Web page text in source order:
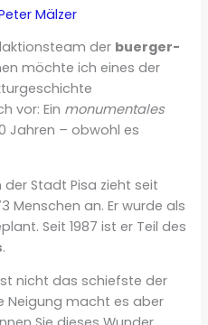
Mälzer
der buerger-
möchte ich eines der
vor: Ein monumentales
Jahren – obwohl es
Stadt Pisa zieht seit
Menschen an. Er wurde als
Seit 1987 ist er Teil des
.
nicht das schiefste der
Neigung macht es aber